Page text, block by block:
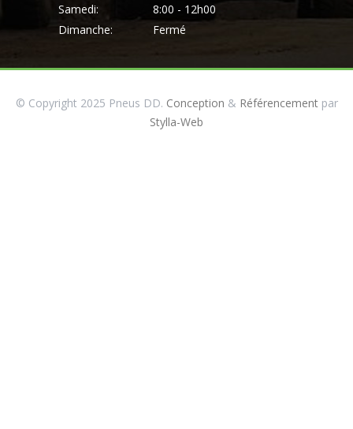
Samedi:
8:00 - 12h00
Dimanche:
Fermé
© Copyright 2025 Pneus DD. Conception & Référencementpar
Stylla-Web